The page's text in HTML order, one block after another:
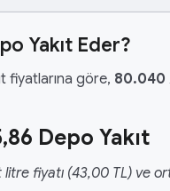
Yakıt Eder?
fiyatlarına göre, 80.040
Depo Yakıt
fiyatı (43,00 TL) ve